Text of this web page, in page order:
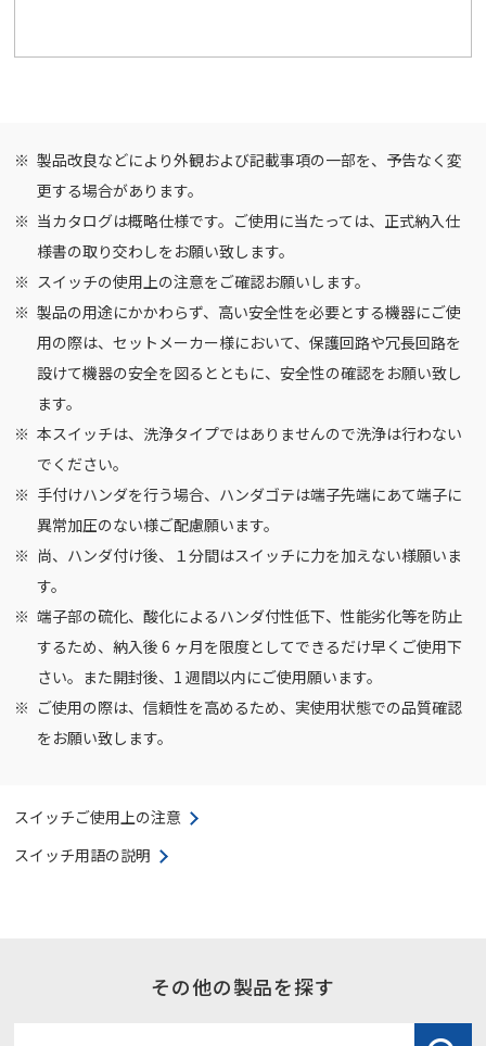
製品改良などにより外観および記載事項の一部を、予告なく変
更する場合があります。
当カタログは概略仕様です。ご使用に当たっては、正式納入仕
様書の取り交わしをお願い致します。
スイッチの使用上の注意をご確認お願いします。
製品の用途にかかわらず、高い安全性を必要とする機器にご使
用の際は、セットメーカー様において、保護回路や冗長回路を
設けて機器の安全を図るとともに、安全性の確認をお願い致し
ます。
本スイッチは、洗浄タイプではありませんので洗浄は行わない
でください。
手付けハンダを行う場合、ハンダゴテは端子先端にあて端子に
異常加圧のない様ご配慮願います。
尚、ハンダ付け後、１分間はスイッチに力を加えない様願いま
す。
端子部の硫化、酸化によるハンダ付性低下、性能劣化等を防止
するため、納入後 6 ヶ月を限度としてできるだけ早くご使用下
さい。また開封後、1 週間以内にご使用願います。
ご使用の際は、信頼性を高めるため、実使用状態での品質確認
をお願い致します。
スイッチご使用上の注意
スイッチ用語の説明
その他の製品を探す